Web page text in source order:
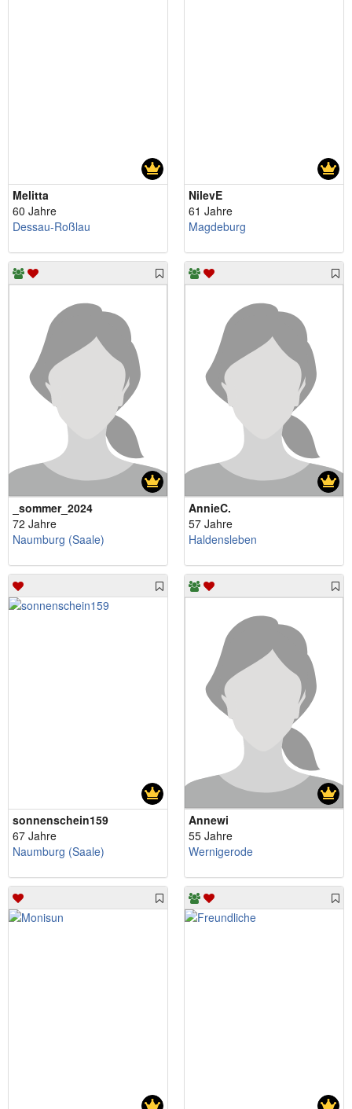
Melitta
60 Jahre
Dessau-Roßlau
NilevE
61 Jahre
Magdeburg
_sommer_2024
72 Jahre
Naumburg (Saale)
AnnieC.
57 Jahre
Haldensleben
sonnenschein159
67 Jahre
Naumburg (Saale)
Annewi
55 Jahre
Wernigerode